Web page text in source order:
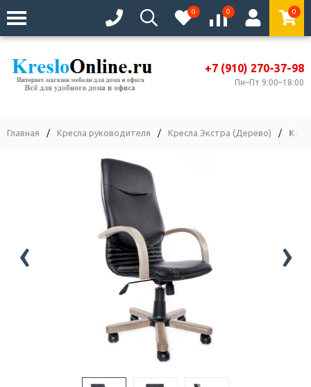
0 0 0
+7 (910) 270-37-98
Пн–Пт 9:00–18:00
Главная / Кресла руководителя / Кресла Экстра (Дерево) /
‹ ›